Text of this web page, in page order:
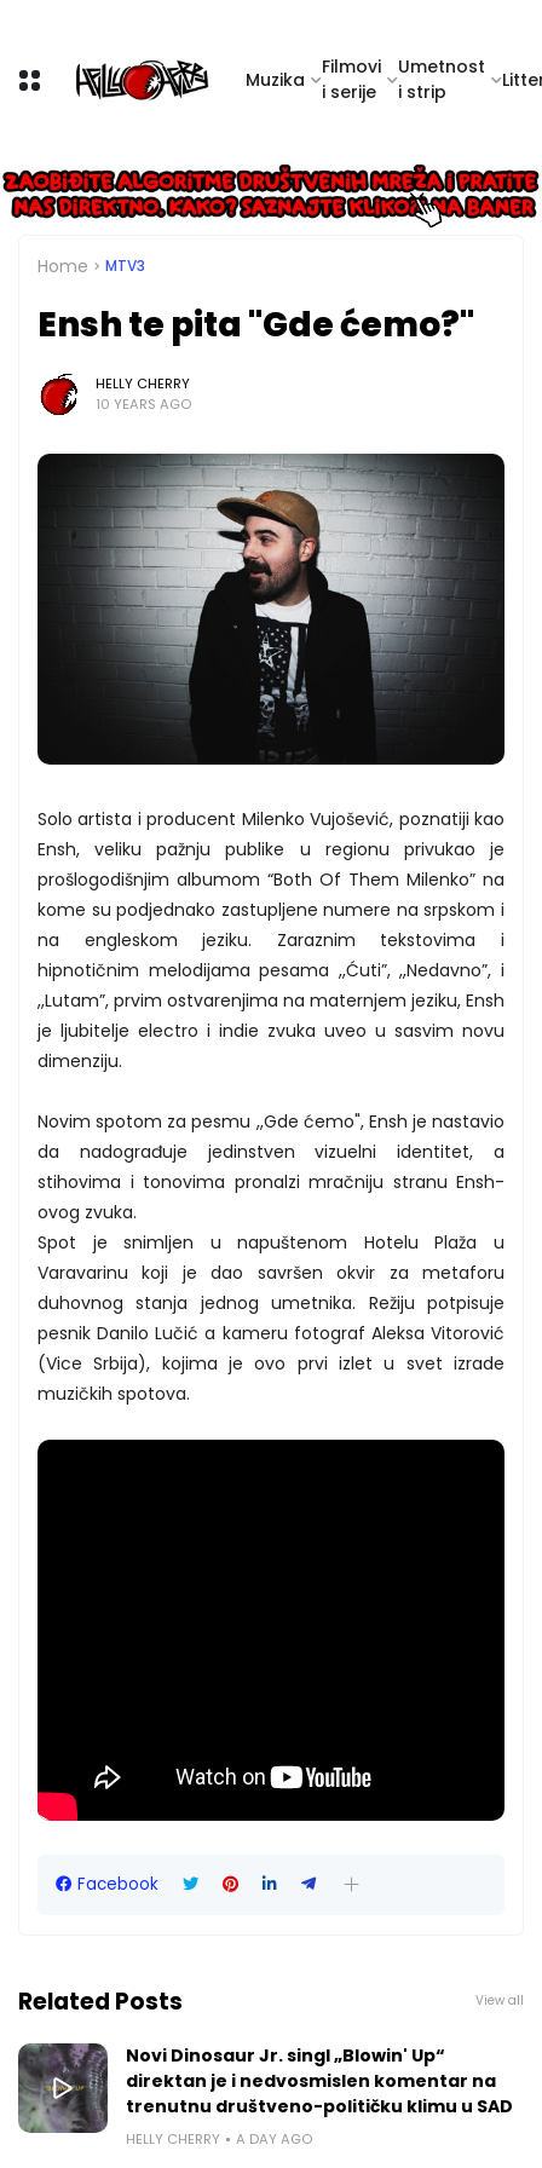
Muzika
Filmovi
i serije
Umetnost
i strip
Home MTV3
Ensh te pita "Gde ćemo?"
HELLY CHERRY
10 YEARS AGO
Solo artista i producent Milenko Vujošević, poznatiji kao
Ensh, veliku pažnju publike u regionu privukao je
prošlogodišnjim albumom “Both Of Them Milenko” na
kome su podjednako zastupljene numere na srpskom i
na engleskom jeziku. Zaraznim tekstovima i
hipnotičnim melodijama pesama ,,Ćuti”, ,,Nedavno”, i
,,Lutam”, prvim ostvarenjima na maternjem jeziku, Ensh
je ljubitelje electro i indie zvuka uveo u sasvim novu
dimenziju.
Novim spotom za pesmu ,,Gde ćemo", Ensh je nastavio
da nadograđuje jedinstven vizuelni identitet, a
stihovima i tonovima pronalzi mračniju stranu Ensh-
ovog zvuka.
Spot je snimljen u napuštenom Hotelu Plaža u
Varavarinu koji je dao savršen okvir za metaforu
duhovnog stanja jednog umetnika. Režiju potpisuje
pesnik Danilo Lučić a kameru fotograf Aleksa Vitorović
(Vice Srbija), kojima je ovo prvi izlet u svet izrade
muzičkih spotova.
Facebook
Related Posts View all
Novi Dinosaur Jr. singl „Blowin' Up“
direktan je i nedvosmislen komentar na
trenutnu društveno-političku klimu u SAD
HELLY CHERRY A DAY AGO